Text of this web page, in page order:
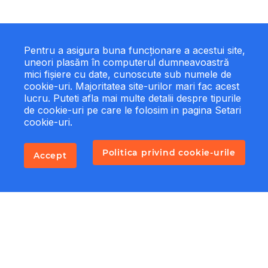
Pentru a asigura buna funcționare a acestui site,
uneori plasăm în computerul dumneavoastră
mici fișiere cu date, cunoscute sub numele de
cookie-uri. Majoritatea site-urilor mari fac acest
lucru. Puteti afla mai multe detalii despre tipurile
de cookie-uri pe care le folosim in pagina Setari
cookie-uri.
Accept Politica privind cookie-urile